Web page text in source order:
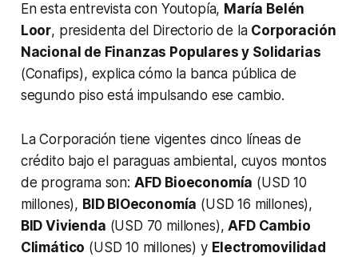
En esta entrevista con Youtopía, María Belén
Loor, presidenta del Directorio de la Corporación
Nacional de Finanzas Populares y Solidarias
(Conafips), explica cómo la banca pública de
segundo piso está impulsando ese cambio.
La Corporación tiene vigentes cinco líneas de
crédito bajo el paraguas ambiental, cuyos montos
de programa son: AFD Bioeconomía (USD 10
millones), BID BIOeconomía (USD 16 millones),
BID Vivienda (USD 70 millones),AFD Cambio
Climático (USD 10 millones) y Electromovilidad